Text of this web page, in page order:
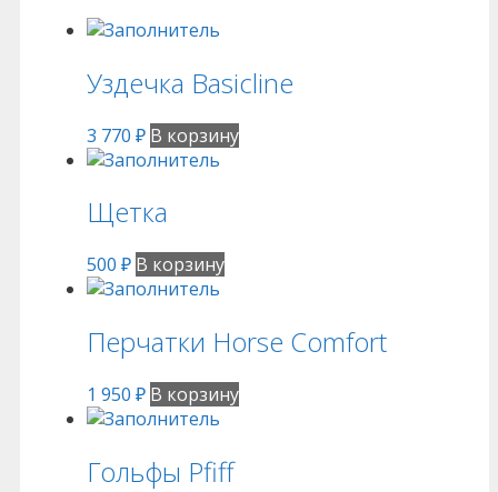
Уздечка Basicline
3 770 ₽ В корзину
Щетка
500 ₽ В корзину
Перчатки Horse Comfort
1 950 ₽ В корзину
Гольфы Pfiff